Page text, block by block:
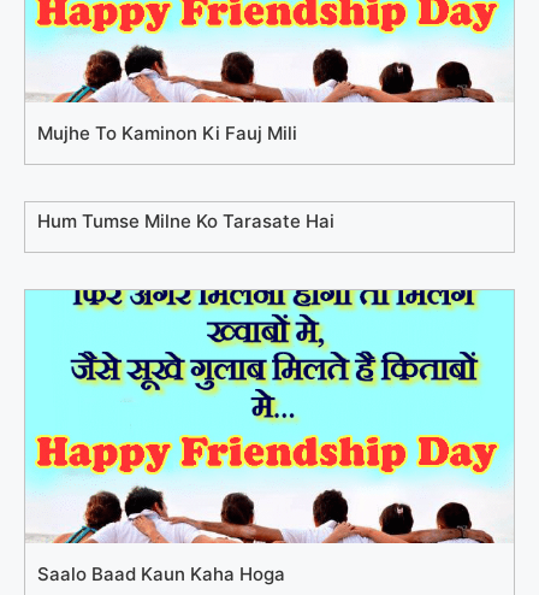
Mujhe To Kaminon Ki Fauj Mili
Hum Tumse Milne Ko Tarasate Hai
Saalo Baad Kaun Kaha Hoga